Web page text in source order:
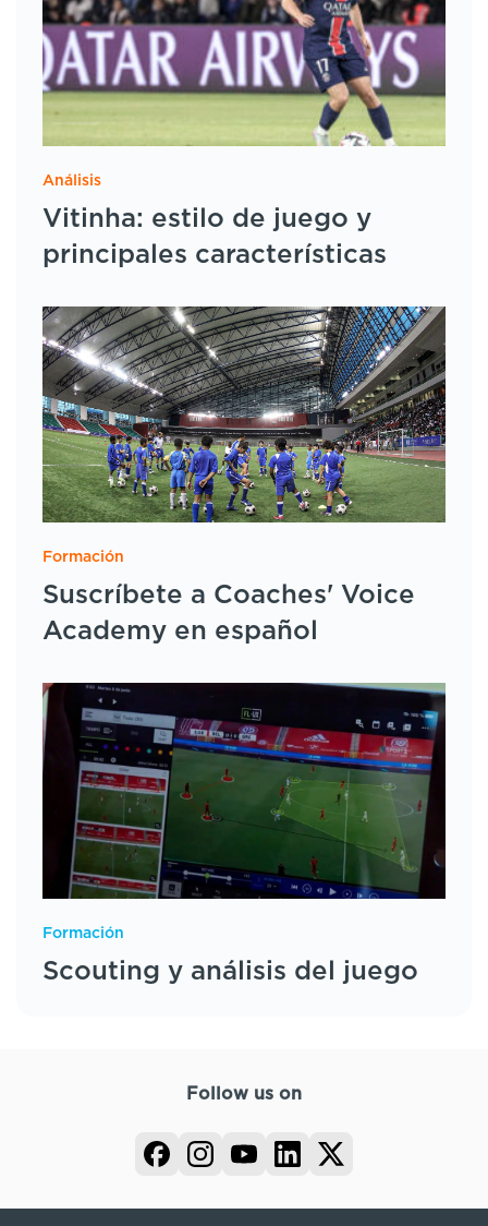
Análisis
Vitinha: estilo de juego y
principales características
Formación
Suscríbete a Coaches' Voice
Academy en español
Formación
Scouting y análisis del juego
Follow us on